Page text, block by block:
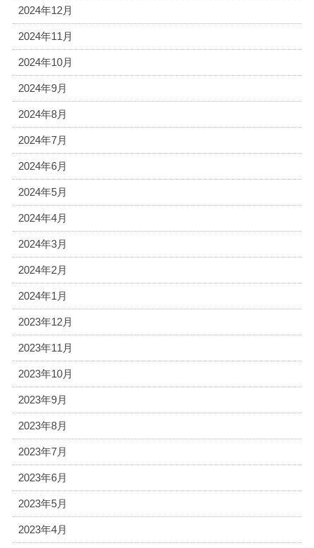
2024年12月
2024年11月
2024年10月
2024年9月
2024年8月
2024年7月
2024年6月
2024年5月
2024年4月
2024年3月
2024年2月
2024年1月
2023年12月
2023年11月
2023年10月
2023年9月
2023年8月
2023年7月
2023年6月
2023年5月
2023年4月